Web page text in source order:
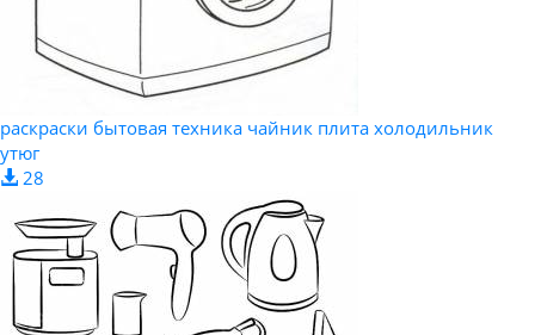
раскраски бытовая техника чайник плита холодильник
утюг
28